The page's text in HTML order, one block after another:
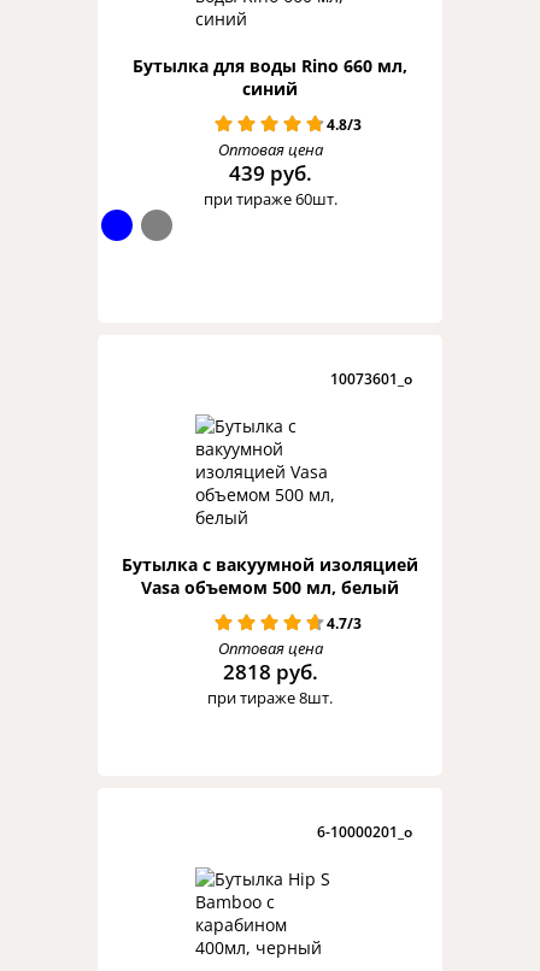
Бутылка для воды Rino 660 мл,
синий
4.8/3
Оптовая цена
439 руб.
при тираже 60шт.
10073601_o
Бутылка с вакуумной изоляцией
Vasa объемом 500 мл, белый
4.7/3
Оптовая цена
2818 руб.
при тираже 8шт.
6-10000201_o